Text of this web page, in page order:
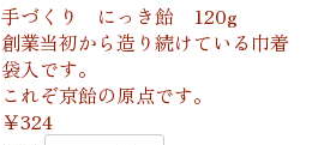
手づくり にっき飴 120g
創業当初から造り続けている巾着
袋入です。
これぞ京飴の原点です。
￥324